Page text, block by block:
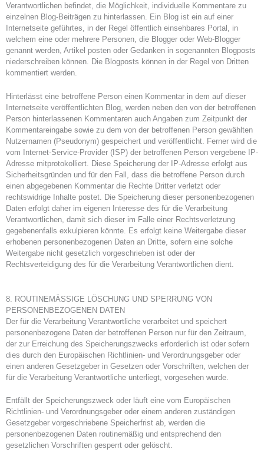
Verantwortlichen befindet, die Möglichkeit, individuelle Kommentare zu
einzelnen Blog-Beiträgen zu hinterlassen. Ein Blog ist ein auf einer
Internetseite geführtes, in der Regel öffentlich einsehbares Portal, in
welchem eine oder mehrere Personen, die Blogger oder Web-Blogger
genannt werden, Artikel posten oder Gedanken in sogenannten Blogposts
niederschreiben können. Die Blogposts können in der Regel von Dritten
kommentiert werden.
Hinterlässt eine betroffene Person einen Kommentar in dem auf dieser
Internetseite veröffentlichten Blog, werden neben den von der betroffenen
Person hinterlassenen Kommentaren auch Angaben zum Zeitpunkt der
Kommentareingabe sowie zu dem von der betroffenen Person gewählten
Nutzernamen (Pseudonym) gespeichert und veröffentlicht. Ferner wird die
vom Internet-Service-Provider (ISP) der betroffenen Person vergebene IP-
Adresse mitprotokolliert. Diese Speicherung der IP-Adresse erfolgt aus
Sicherheitsgründen und für den Fall, dass die betroffene Person durch
einen abgegebenen Kommentar die Rechte Dritter verletzt oder
rechtswidrige Inhalte postet. Die Speicherung dieser personenbezogenen
Daten erfolgt daher im eigenen Interesse des für die Verarbeitung
Verantwortlichen, damit sich dieser im Falle einer Rechtsverletzung
gegebenenfalls exkulpieren könnte. Es erfolgt keine Weitergabe dieser
erhobenen personenbezogenen Daten an Dritte, sofern eine solche
Weitergabe nicht gesetzlich vorgeschrieben ist oder der
Rechtsverteidigung des für die Verarbeitung Verantwortlichen dient.
8. ROUTINEMÄSSIGE LÖSCHUNG UND SPERRUNG VON
PERSONENBEZOGENEN DATEN
Der für die Verarbeitung Verantwortliche verarbeitet und speichert
personenbezogene Daten der betroffenen Person nur für den Zeitraum,
der zur Erreichung des Speicherungszwecks erforderlich ist oder sofern
dies durch den Europäischen Richtlinien- und Verordnungsgeber oder
einen anderen Gesetzgeber in Gesetzen oder Vorschriften, welchen der
für die Verarbeitung Verantwortliche unterliegt, vorgesehen wurde.
Entfällt der Speicherungszweck oder läuft eine vom Europäischen
Richtlinien- und Verordnungsgeber oder einem anderen zuständigen
Gesetzgeber vorgeschriebene Speicherfrist ab, werden die
personenbezogenen Daten routinemäßig und entsprechend den
gesetzlichen Vorschriften gesperrt oder gelöscht.